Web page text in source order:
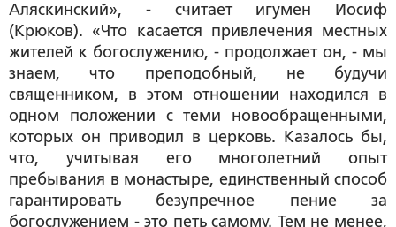
Аляскинский», - считает игумен Иосиф
(Крюков). «Что касается привлечения местных
жителей к богослужению, - продолжает он, - мы
знаем, что преподобный, не будучи
священником, в этом отношении находился в
одном положении с теми новообращенными,
которых он приводил в церковь. Казалось бы,
что, учитывая его многолетний опыт
пребывания в монастыре, единственный способ
гарантировать безупречное пение за
богослужением - это петь самому. Тем не менее,